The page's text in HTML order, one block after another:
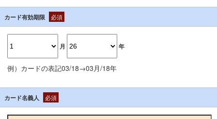
カード有効期限 必須
月 年
例）カードの表記03/18→03月/18年
カード名義人 必須